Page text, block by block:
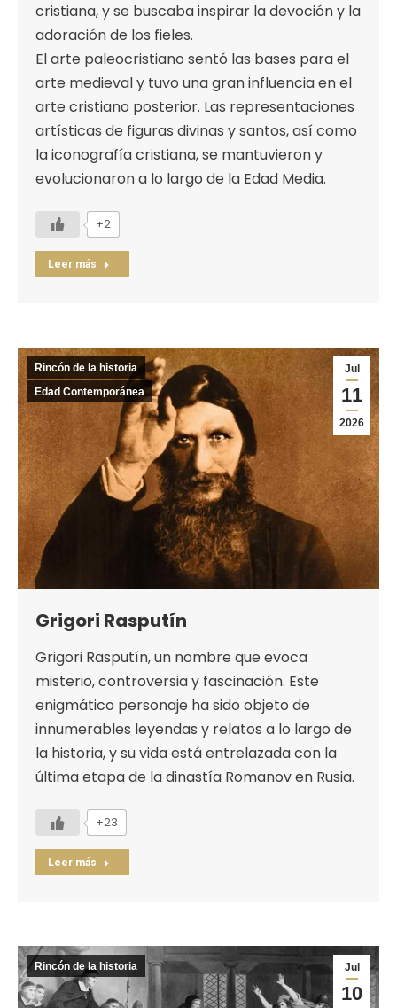
cristiana, y se buscaba inspirar la devoción y la
adoración de los fieles.
El arte paleocristiano sentó las bases para el
arte medieval y tuvo una gran influencia en el
arte cristiano posterior. Las representaciones
artísticas de figuras divinas y santos, así como
la iconografía cristiana, se mantuvieron y
evolucionaron a lo largo de la Edad Media.
+2
Leer más
Jul
11
2026
Rincón de la historia
Edad Contemporánea
Grigori Rasputín
Grigori Rasputín, un nombre que evoca
misterio, controversia y fascinación. Este
enigmático personaje ha sido objeto de
innumerables leyendas y relatos a lo largo de
la historia, y su vida está entrelazada con la
última etapa de la dinastía Romanov en Rusia.
+23
Leer más
Jul
10
Rincón de la historia